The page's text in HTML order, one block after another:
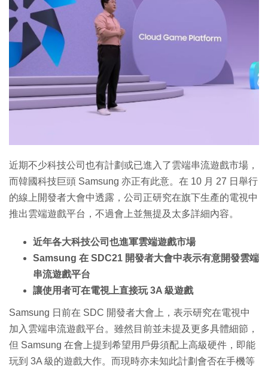
IT Times
生成式AI與雲端應用
Enterprise Digital Transformation
特集
近期不少科技公司也有計劃或已進入了雲端串流遊戲市場，
而韓國科技巨頭 Samsung 亦正有此意。在 10 月 27 日舉行
的線上開發者大會中透露，公司正研究在旗下生產的電視中
推出雲端遊戲平台，不過會上並無提及太多詳細內容。
近年各大科技公司也進軍雲端遊戲市場
Samsung 在 SDC21 開發者大會中表示有意開發雲端
串流遊戲平台
讓使用者可在電視上直接玩 3A 級遊戲
Samsung 日前在 SDC 開發者大會上，表示研究在電視中
加入雲端串流遊戲平台。雖然目前並未提及更多具體細節，
但 Samsung 在會上提到希望用戶毋須配上高級硬件，即能
玩到 3A 級的遊戲大作。而現時亦未知此計劃會否在手機等